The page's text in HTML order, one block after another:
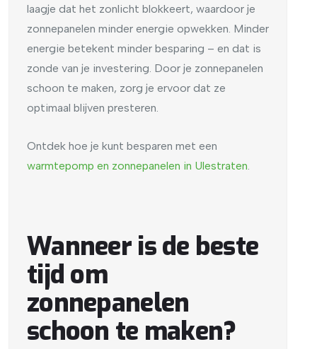
laagje dat het zonlicht blokkeert, waardoor je
zonnepanelen minder energie opwekken. Minder
energie betekent minder besparing – en dat is
zonde van je investering. Door je zonnepanelen
schoon te maken, zorg je ervoor dat ze
optimaal blijven presteren.
Ontdek hoe je kunt besparen met een
warmtepomp en zonnepanelen in Ulestraten.
Wanneer is de beste
tijd om
zonnepanelen
schoon te maken?